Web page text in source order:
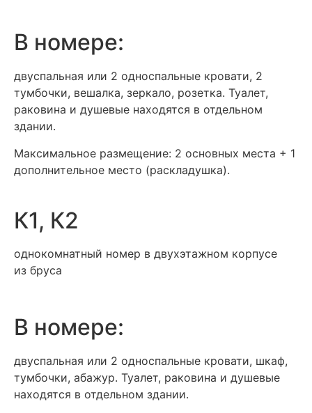
В номере:
двуспальная или 2 односпальные кровати, 2
тумбочки, вешалка, зеркало, розетка. Туалет,
раковина и душевые находятся в отдельном
здании.
Максимальное размещение: 2 основных места + 1
дополнительное место (раскладушка).
К1, К2
однокомнатный номер в двухэтажном корпусе
из бруса
В номере:
двуспальная или 2 односпальные кровати, шкаф,
тумбочки, абажур. Туалет, раковина и душевые
находятся в отдельном здании.